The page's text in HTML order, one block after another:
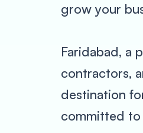
grow your
Faridabad, a
contractors,
destination
committed to